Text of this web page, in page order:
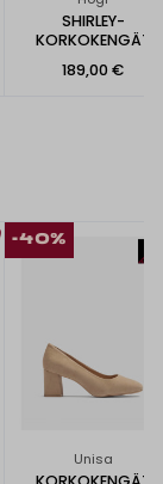
SHIRLEY-
KORKOKENGÄT
189,00 €
-40%
Unisa